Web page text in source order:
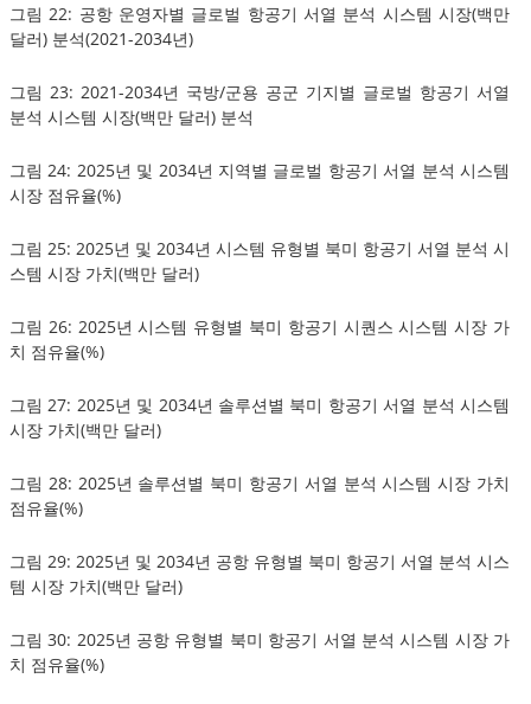
그림 22: 공항 운영자별 글로벌 항공기 서열 분석 시스템 시장(백만
달러) 분석(2021-2034년)
그림 23: 2021-2034년 국방/군용 공군 기지별 글로벌 항공기 서열
분석 시스템 시장(백만 달러) 분석
그림 24: 2025년 및 2034년 지역별 글로벌 항공기 서열 분석 시스템
시장 점유율(%)
그림 25: 2025년 및 2034년 시스템 유형별 북미 항공기 서열 분석 시
스템 시장 가치(백만 달러)
그림 26: 2025년 시스템 유형별 북미 항공기 시퀀스 시스템 시장 가
치 점유율(%)
그림 27: 2025년 및 2034년 솔루션별 북미 항공기 서열 분석 시스템
시장 가치(백만 달러)
그림 28: 2025년 솔루션별 북미 항공기 서열 분석 시스템 시장 가치
점유율(%)
그림 29: 2025년 및 2034년 공항 유형별 북미 항공기 서열 분석 시스
템 시장 가치(백만 달러)
그림 30: 2025년 공항 유형별 북미 항공기 서열 분석 시스템 시장 가
치 점유율(%)